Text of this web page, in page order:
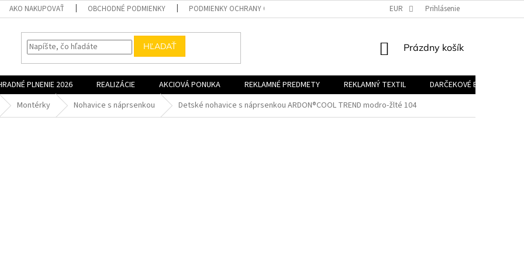
AKO NAKUPOVAŤ OBCHODNÉ PODMIENKY PODMIENKY OCHRANY OSOBNÝCH ÚDAJOV EUR Prihlásenie
HĽADAŤ
NÁKUPNÝ
Prázdny košík
PLNENIE 2026 REALIZÁCIE AKCIOVÁ PONUKA REKLAMNÉ PREDMETY REKLAMNÝ TEXTIL
DARČEKOVÉ BALÍČKY
Montérky Nohavice s náprsenkou Detské nohavice s náprsenkou ARDON®COOL TREND modro-žlté 104